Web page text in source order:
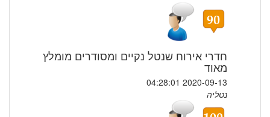
חדרי אירוח שנטל נקיים ומסודרים מומלץ
מאוד
2020-09-13 04:28:01
נטליה